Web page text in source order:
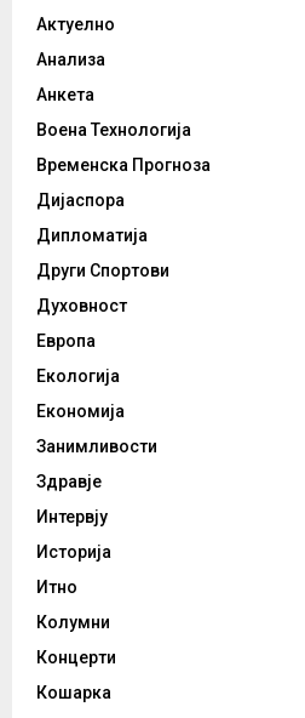
Актуелно
Анализа
Анкета
Воена Технологија
Временска Прогноза
Дијаспора
Дипломатија
Други Спортови
Духовност
Европа
Екологија
Економија
Занимливости
Здравје
Интервју
Историја
Итно
Колумни
Концерти
Кошарка